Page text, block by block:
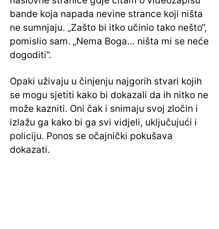
bande koja napada nevine strance koji ništa
ne sumnjaju. „Zašto bi itko učinio tako nešto“,
pomislio sam. „Nema Boga… ništa mi se neće
dogoditi“.
Opaki uživaju u činjenju najgorih stvari kojih
se mogu sjetiti kako bi dokazali da ih nitko ne
može kazniti. Oni čak i snimaju svoj zločin i
izlažu ga kako bi ga svi vidjeli, uključujući i
policiju. Ponos se očajnički pokušava
dokazati.